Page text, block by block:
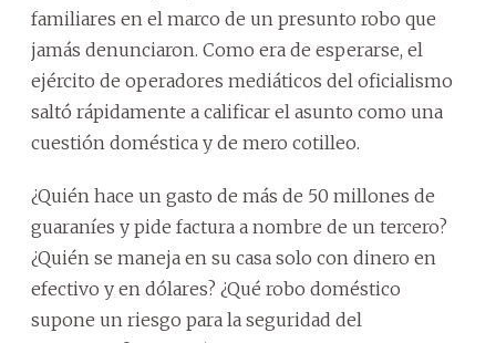
familiares en el marco de un presunto robo que
jamás denunciaron. Como era de esperarse, el
ejército de operadores mediáticos del oficialismo
saltó rápidamente a calificar el asunto como una
cuestión doméstica y de mero cotilleo.
¿Quién hace un gasto de más de 50 millones de
guaraníes y pide factura a nombre de un tercero?
¿Quién se maneja en su casa solo con dinero en
efectivo y en dólares? ¿Qué robo doméstico
supone un riesgo para la seguridad del